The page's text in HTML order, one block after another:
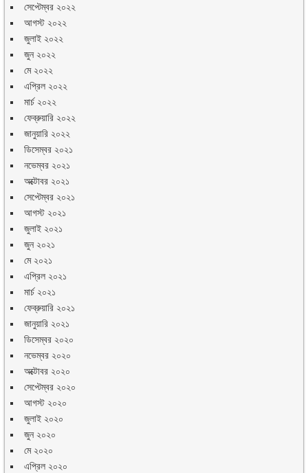
সেপ্টেম্বর ২০২২
আগস্ট ২০২২
জুলাই ২০২২
জুন ২০২২
মে ২০২২
এপ্রিল ২০২২
মার্চ ২০২২
ফেব্রুয়ারি ২০২২
জানুয়ারি ২০২২
ডিসেম্বর ২০২১
নভেম্বর ২০২১
অক্টোবর ২০২১
সেপ্টেম্বর ২০২১
আগস্ট ২০২১
জুলাই ২০২১
জুন ২০২১
মে ২০২১
এপ্রিল ২০২১
মার্চ ২০২১
ফেব্রুয়ারি ২০২১
জানুয়ারি ২০২১
ডিসেম্বর ২০২০
নভেম্বর ২০২০
অক্টোবর ২০২০
সেপ্টেম্বর ২০২০
আগস্ট ২০২০
জুলাই ২০২০
জুন ২০২০
মে ২০২০
এপ্রিল ২০২০